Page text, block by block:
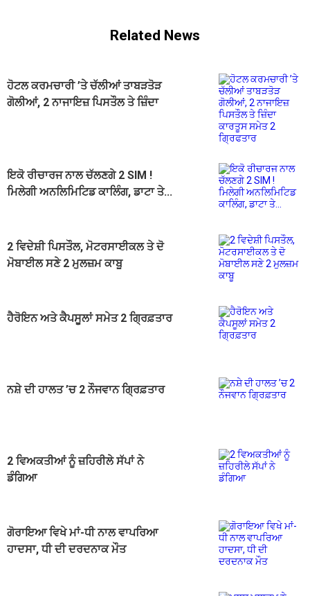
Related News
ਹੋਟਲ ਕਰਮਚਾਰੀ ’ਤੇ ਚੱਲੀਆਂ ਤਾਬੜਤੋੜ
ਗੋਲੀਆਂ, 2 ਨਾਜਾਇਜ਼ ਪਿਸਤੌਲ ਤੇ ਜ਼ਿੰਦਾ
ਇਕੋ ਰੀਚਾਰਜ ਨਾਲ ਚੱਲਣਗੇ 2 SIM !
ਮਿਲੇਗੀ ਅਨਲਿਮਿਟਿਡ ਕਾਲਿੰਗ, ਡਾਟਾ ਤੇ...
2 ਵਿਦੇਸ਼ੀ ਪਿਸਤੌਲ, ਮੋਟਰਸਾਈਕਲ ਤੇ ਦੋ
ਮੋਬਾਈਲ ਸਣੇ 2 ਮੁਲਜ਼ਮ ਕਾਬੂ
ਹੈਰੋਇਨ ਅਤੇ ਕੈਪਸੂਲਾਂ ਸਮੇਤ 2 ਗ੍ਰਿਫ਼ਤਾਰ
ਨਸ਼ੇ ਦੀ ਹਾਲਤ ’ਚ 2 ਨੌਜਵਾਨ ਗ੍ਰਿਫ਼ਤਾਰ
2 ਵਿਅਕਤੀਆਂ ਨੂੰ ਜ਼ਹਿਰੀਲੇ ਸੱਪਾਂ ਨੇ
ਡੰਗਿਆ
ਗੋਰਾਇਆ ਵਿਖੇ ਮਾਂ-ਧੀ ਨਾਲ ਵਾਪਰਿਆ
ਹਾਦਸਾ, ਧੀ ਦੀ ਦਰਦਨਾਕ ਮੌਤ